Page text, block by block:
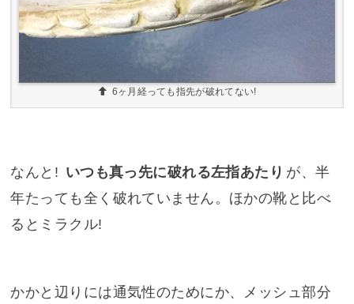
6ヶ月経っても指先が破れてない!
なんと! いつも真っ先に破れる左指あたり が、半
年たっても全く破れていません。ほかの靴と比べ
るとミラクル!
かかと辺りには通気性のためにか、メッシュ部分